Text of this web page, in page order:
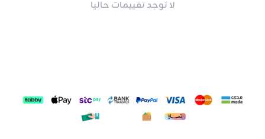
لا توجد تقييمات حاليا